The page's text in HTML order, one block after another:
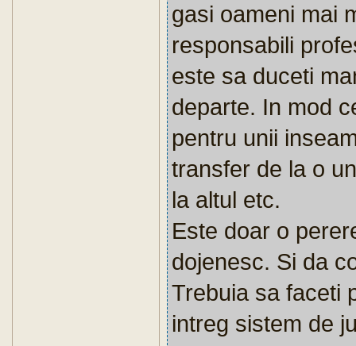
gasi oameni mai
responsabili
este sa duceti
departe. In mod
pentru unii
transfer de la o
la altul etc.
Este doar o
dojenesc. Si da
Trebuia sa faceti
intreg sistem de